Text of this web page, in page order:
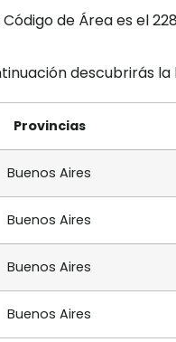
de Área es el
descubrirás
Provincias
Buenos Aires
Buenos Aires
Buenos Aires
Buenos Aires